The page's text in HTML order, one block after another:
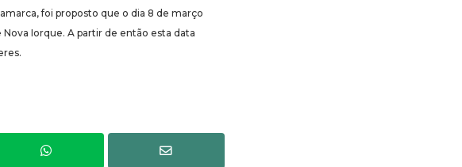
foi proposto que o dia 8 de março
Iorque. A partir de então esta data